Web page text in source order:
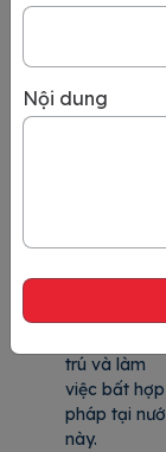
lãnh (bản
từ thời điểm
nhập cảnh.
4
trú và làm
việc bất hợp
pháp tại
này.
Nội dung